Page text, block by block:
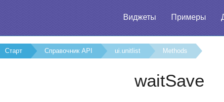
Виджеты Примеры
Старт Справочник API ui.unitlist Methods
waitSave